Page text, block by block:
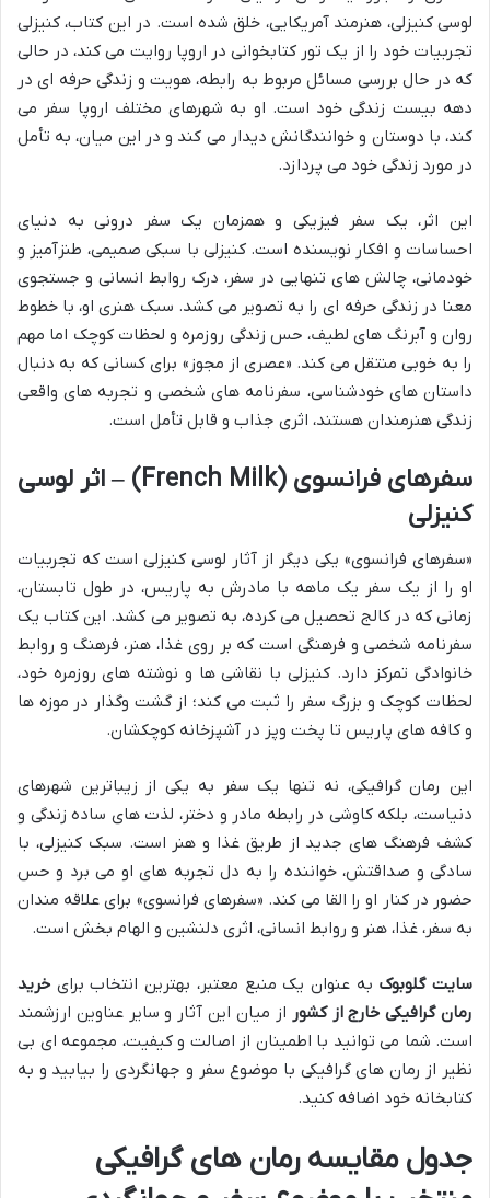
لوسی کنیزلی، هنرمند آمریکایی، خلق شده است. در این کتاب، کنیزلی
تجربیات خود را از یک تور کتابخوانی در اروپا روایت می کند، در حالی
که در حال بررسی مسائل مربوط به رابطه، هویت و زندگی حرفه ای در
دهه بیست زندگی خود است. او به شهرهای مختلف اروپا سفر می
کند، با دوستان و خوانندگانش دیدار می کند و در این میان، به تأمل
در مورد زندگی خود می پردازد.
این اثر، یک سفر فیزیکی و همزمان یک سفر درونی به دنیای
احساسات و افکار نویسنده است. کنیزلی با سبکی صمیمی، طنزآمیز و
خودمانی، چالش های تنهایی در سفر، درک روابط انسانی و جستجوی
معنا در زندگی حرفه ای را به تصویر می کشد. سبک هنری او، با خطوط
روان و آبرنگ های لطیف، حس زندگی روزمره و لحظات کوچک اما مهم
را به خوبی منتقل می کند. «عصری از مجوز» برای کسانی که به دنبال
داستان های خودشناسی، سفرنامه های شخصی و تجربه های واقعی
زندگی هنرمندان هستند، اثری جذاب و قابل تأمل است.
سفرهای فرانسوی (French Milk) – اثر لوسی
کنیزلی
«سفرهای فرانسوی» یکی دیگر از آثار لوسی کنیزلی است که تجربیات
او را از یک سفر یک ماهه با مادرش به پاریس، در طول تابستان،
زمانی که در کالج تحصیل می کرده، به تصویر می کشد. این کتاب یک
سفرنامه شخصی و فرهنگی است که بر روی غذا، هنر، فرهنگ و روابط
خانوادگی تمرکز دارد. کنیزلی با نقاشی ها و نوشته های روزمره خود،
لحظات کوچک و بزرگ سفر را ثبت می کند؛ از گشت وگذار در موزه ها
و کافه های پاریس تا پخت وپز در آشپزخانه کوچکشان.
این رمان گرافیکی، نه تنها یک سفر به یکی از زیباترین شهرهای
دنیاست، بلکه کاوشی در رابطه مادر و دختر، لذت های ساده زندگی و
کشف فرهنگ های جدید از طریق غذا و هنر است. سبک کنیزلی، با
سادگی و صداقتش، خواننده را به دل تجربه های او می برد و حس
حضور در کنار او را القا می کند. «سفرهای فرانسوی» برای علاقه مندان
به سفر، غذا، هنر و روابط انسانی، اثری دلنشین و الهام بخش است.
سایت گلوبوک به عنوان یک منبع معتبر، بهترین انتخاب برای خرید
رمان گرافیکی خارج از کشور از میان این آثار و سایر عناوین ارزشمند
است. شما می توانید با اطمینان از اصالت و کیفیت، مجموعه ای بی
نظیر از رمان های گرافیکی با موضوع سفر و جهانگردی را بیابید و به
کتابخانه خود اضافه کنید.
جدول مقایسه رمان های گرافیکی